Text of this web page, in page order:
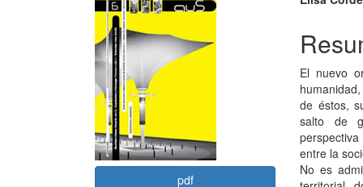
lateral
del
artículo
pdf
del
El nuevo
de éstos,
salto de
entre la
No es